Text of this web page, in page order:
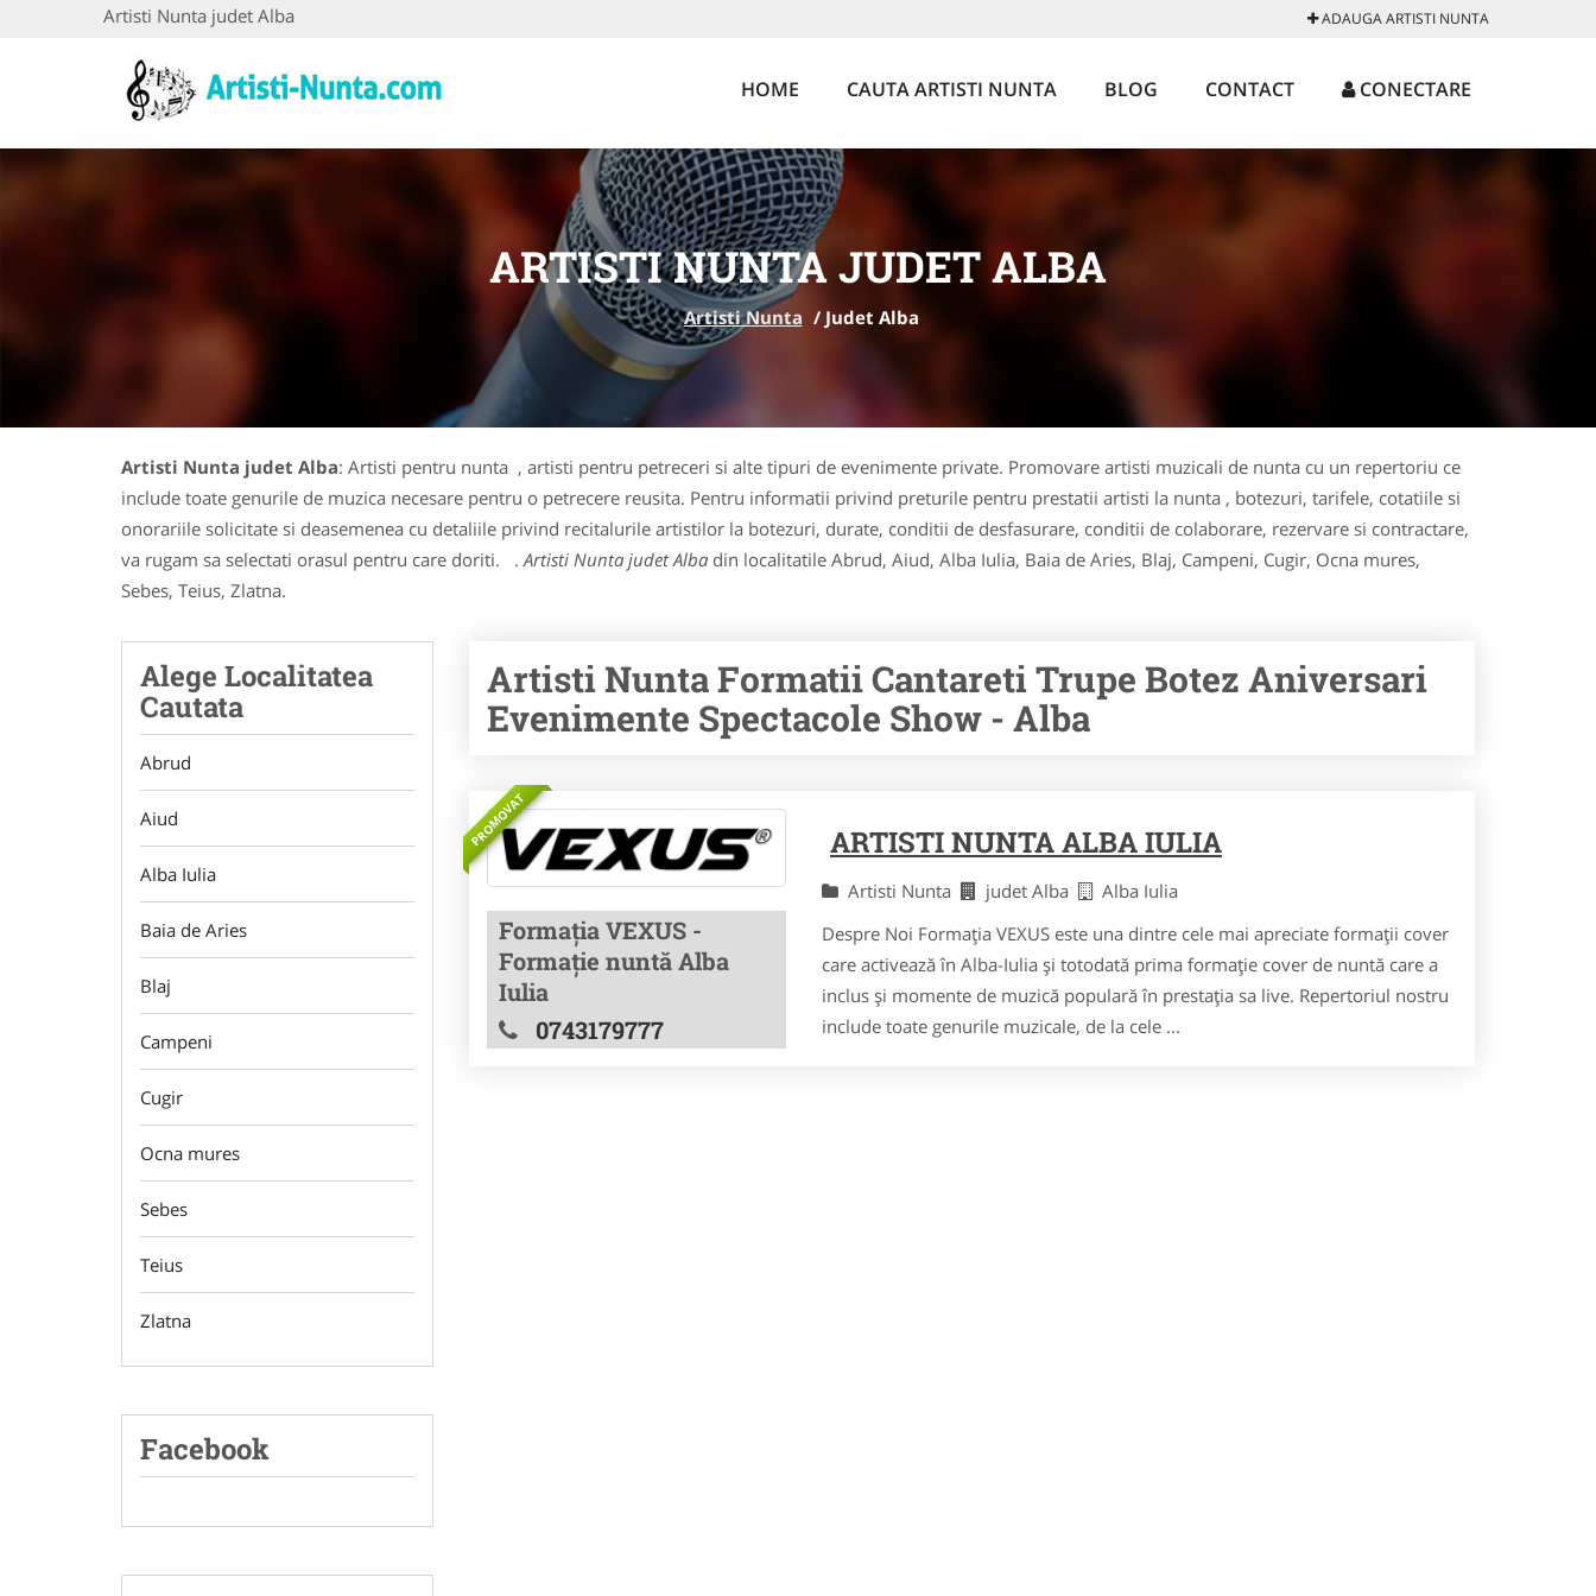
Artisti Nunta judet Alba ADAUGA ARTISTI NUNTA
HOME CAUTA ARTISTI NUNTA BLOG CONTACT CONECTARE
ARTISTI NUNTA JUDET ALBA
Artisti Nunta / Judet Alba
Artisti Nunta judet Alba: Artisti pentru nunta , artisti pentru petreceri si alte tipuri de evenimente private. Promovare artisti muzicali de nunta cu un repertoriu ce
include toate genurile de muzica necesare pentru o petrecere reusita. Pentru informatii privind preturile pentru prestatii artisti la nunta , botezuri, tarifele, cotatiile si
onorariile solicitate si deasemenea cu detaliile privind recitalurile artistilor la botezuri, durate, conditii de desfasurare, conditii de colaborare, rezervare si contractare,
va rugam sa selectati orasul pentru care doriti. .Artisti Nunta judet Alba din localitatile Abrud, Aiud, Alba Iulia, Baia de Aries, Blaj, Campeni, Cugir, Ocna mures,
Sebes, Teius, Zlatna.
Alege Localitatea
Cautata
Abrud
Aiud
Alba Iulia
Baia de Aries
Blaj
Campeni
Cugir
Ocna mures
Sebes
Teius
Zlatna
Facebook
Artisti Nunta Formatii Cantareti Trupe Botez Aniversari
Evenimente Spectacole Show - Alba
PROMOVAT
Formația VEXUS -
Formație nuntă Alba
Iulia
0743179777
ARTISTI NUNTA ALBA IULIA
Artisti Nunta judet Alba
Alba Iulia
Despre Noi Formația VEXUS este una dintre cele mai apreciate formații cover
care activează în Alba-Iulia și totodată prima formație cover de nuntă care a
inclus și momente de muzică populară în prestația sa live. Repertoriul nostru
include toate genurile muzicale, de la cele ...